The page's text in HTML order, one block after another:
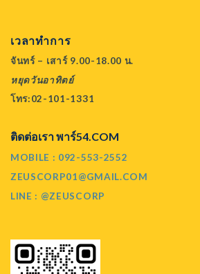
เวลาทำการ
จันทร์ – เสาร์ 9.00-18.00 น.
หยุดวันอาทิตย์
โทร:02-101-1331
ติดต่อเรา พาร์54.COM
MOBILE : 092-553-2552
ZEUSCORP01@GMAIL.COM
LINE : @ZEUSCORP